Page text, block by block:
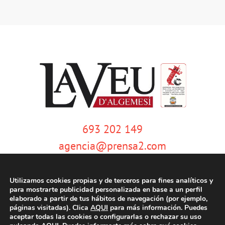
693 202 149
agencia@prensa2.com
Utilizamos cookies propias y de terceros para fines analíticos y
para mostrarte publicidad personalizada en base a un perfil
elaborado a partir de tus hábitos de navegación (por ejemplo,
páginas visitadas). Clica AQUI para más información. Puedes
aceptar todas las cookies o configurarlas o rechazar su uso